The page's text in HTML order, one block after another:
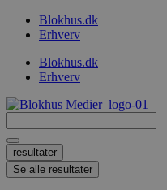
VidereBlokhus.dk
Erhverv
Blokhus.dk
Erhverv
...
resultater
Se alle resultater